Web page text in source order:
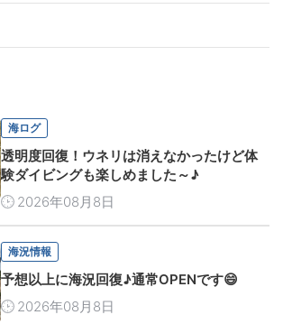
海ログ
透明度回復！ウネリは消えなかったけど体
験ダイビングも楽しめました～♪
2026年08月8日
海況情報
予想以上に海況回復♪通常OPENです😄
2026年08月8日